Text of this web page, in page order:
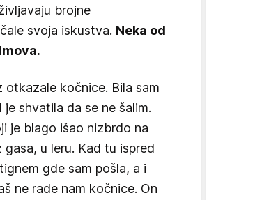
brojne
svoja iskustva. Neka od
kočnice. Bila sam
shvatila da se ne šalim.
je blago išao nizbrdo na
u leru. Kad tu ispred
gde sam pošla, a i
ne rade nam kočnice. On